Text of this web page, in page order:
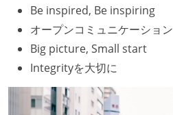
Be inspired, Be inspiring
オープンコミュニケーション
Big picture, Small start
Integrityを大切に